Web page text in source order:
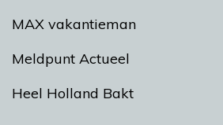
MAX vakantieman
Meldpunt Actueel
Heel Holland Bakt